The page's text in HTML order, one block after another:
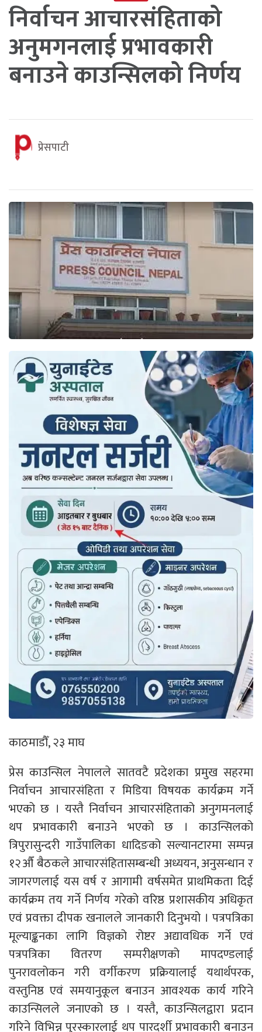
निर्वाचन आचारसंहिताको
अनुमगनलाई प्रभावकारी
बनाउने काउन्सिलको निर्णय
प्रेसपाटी
काठमाडौँ, २३ माघ
प्रेस काउन्सिल नेपालले सातवटै प्रदेशका प्रमुख सहरमा
निर्वाचन आचारसंहिता र मिडिया विषयक कार्यक्रम गर्ने
भएको छ । यस्तै निर्वाचन आचारसंहिताको अनुगमनलाई
थप प्रभावकारी बनाउने भएको छ । काउन्सिलको
त्रिपुरासुन्दरी गाउँपालिका धादिङको सल्यानटारमा सम्पन्न
१२औँ बैठकले आचारसंहितासम्बन्धी अध्ययन, अनुसन्धान र
जागरणलाई यस वर्ष र आगामी वर्षसमेत प्राथमिकता दिई
कार्यक्रम तय गर्ने निर्णय गरेको वरिष्ठ प्रशासकीय अधिकृत
एवं प्रवक्ता दीपक खनालले जानकारी दिनुभयो । पत्रपत्रिका
मूल्याङ्कनका लागि विज्ञको रोष्टर अद्यावधिक गर्ने एवं
पत्रपत्रिका वितरण सम्परीक्षणको मापदण्डलाई
पुनरावलोकन गरी वर्गीकरण प्रक्रियालाई यथार्थपरक,
वस्तुनिष्ठ एवं समयानुकूल बनाउन आवश्यक कार्य गरिने
काउन्सिलले जनाएको छ । यस्तै, काउन्सिलद्वारा प्रदान
गरिने विभिन्न पुरस्कारलाई थप पारदर्शी प्रभावकारी बनाउन